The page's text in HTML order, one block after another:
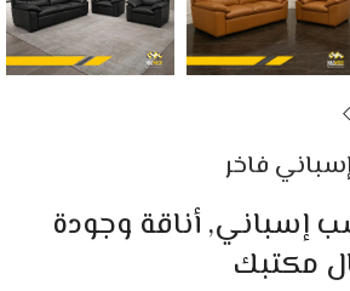
فاخر
إسباني, أناقة وجودة
مكتبك